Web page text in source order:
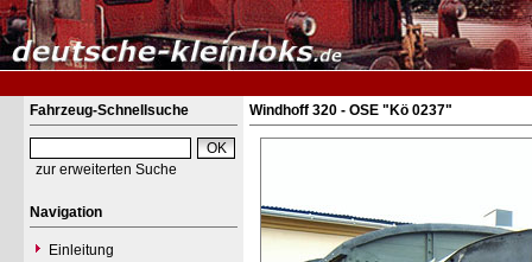
Fahrzeug-Schnellsuche
zur erweiterten Suche
Navigation
Einleitung
Windhoff 320 - OSE "Kö 0237"